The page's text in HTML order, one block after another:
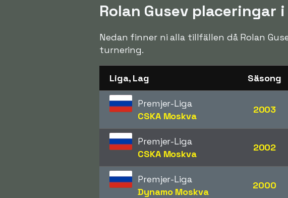
Rolan Gusev placeringar
Nedan finner ni alla tillfällen då Rolan
turnering.
Liga, Lag Säsong
Premjer-Liga
CSKA Moskva
2003
Premjer-Liga
CSKA Moskva
2002
Premjer-Liga
Dynamo Moskva
2000